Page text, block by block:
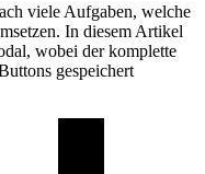
viele Aufgaben, welche
In diesem Artikel
wobei der komplette
gespeichert